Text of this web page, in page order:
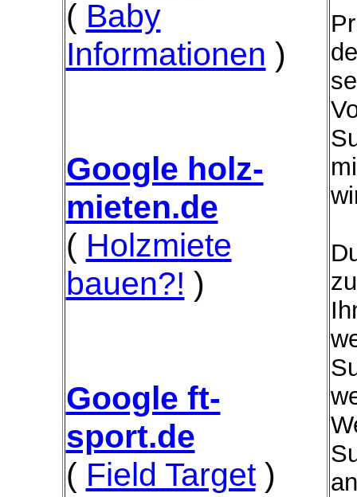
( Baby
Informationen )
Google holz-
mieten.de
( Holzmiete
bauen?! )
Google ft-
sport.de
( Field Target)